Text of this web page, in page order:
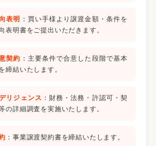
表明 ：買い手様より譲渡金額・条件を
表明書をご提出いただきます。
契約 ：主要条件で合意した段階で基本
締結いたします。
リジェンス ：財務・法務・許認可・契
の詳細調査を実施いたします。
：事業譲渡契約書を締結いたします。